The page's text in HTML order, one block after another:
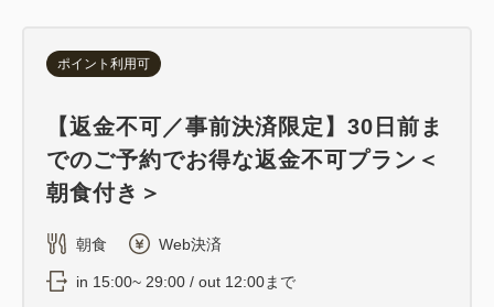
ポイント利用可
【返金不可／事前決済限定】30日前ま
でのご予約でお得な返金不可プラン＜
朝食付き＞
朝食 Web決済
in 15:00~ 29:00 / out 12:00まで